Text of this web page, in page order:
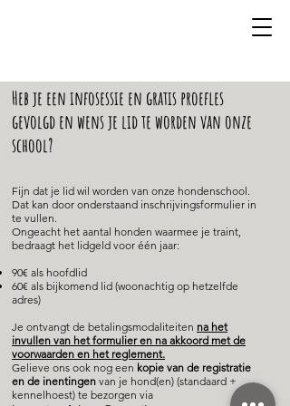
Heb je een infosessie en gratis proefles
gevolgd en wens je lid te worden van onze
school?
Fijn dat je lid wil worden van onze hondenschool.
Dat kan door onderstaand inschrijvingsformulier in
te vullen.
Ongeacht het aantal honden waarmee je traint,
bedraagt het lidgeld voor één jaar:
90€ als hoofdlid
60€ als bijkomend lid (woonachtig op hetzelfde
adres)
Je ontvangt de betalingsmodaliteiten na het
invullen van het formulier en na akkoord met de
voorwaarden en het reglement.
Gelieve ons ook nog een kopie van de registratie
en de inentingen van je hond(en) (standaard +
kennelhoest) te bezorgen via